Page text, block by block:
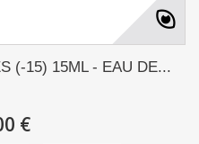
(-15) 15ML - EAU DE...
€